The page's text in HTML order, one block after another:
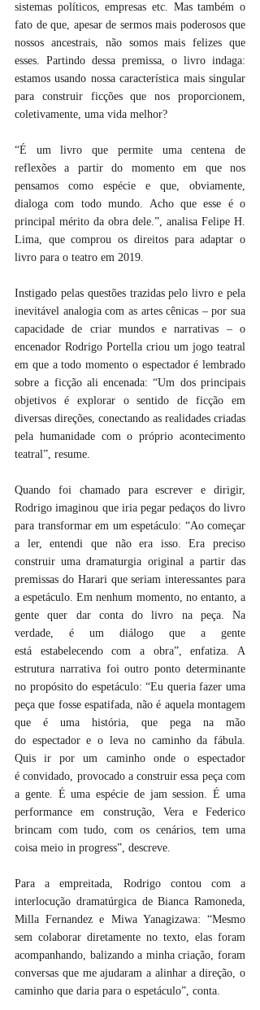
sistemas políticos, empresas etc. Mas também o
fato de que, apesar de sermos mais poderosos que
nossos ancestrais, não somos mais felizes que
esses. Partindo dessa premissa, o livro indaga:
estamos usando nossa característica mais singular
para construir ficções que nos proporcionem,
coletivamente, uma vida melhor?
“É um livro que permite uma centena de
reflexões a partir do momento em que nos
pensamos como espécie e que, obviamente,
dialoga com todo mundo. Acho que esse é o
principal mérito da obra dele.”, analisa Felipe H.
Lima, que comprou os direitos para adaptar o
livro para o teatro em 2019.
Instigado pelas questões trazidas pelo livro e pela
inevitável analogia com as artes cênicas – por sua
capacidade de criar mundos e narrativas – o
encenador Rodrigo Portella criou um jogo teatral
em que a todo momento o espectador é lembrado
sobre a ficção ali encenada: “Um dos principais
objetivos é explorar o sentido de ficção em
diversas direções, conectando as realidades criadas
pela humanidade com o próprio acontecimento
teatral”, resume.
Quando foi chamado para escrever e dirigir,
Rodrigo imaginou que iria pegar pedaços do livro
para transformar em um espetáculo: “Ao começar
a ler, entendi que não era isso. Era preciso
construir uma dramaturgia original a partir das
premissas do Harari que seriam interessantes para
a espetáculo. Em nenhum momento, no entanto, a
gente quer dar conta do livro na peça. Na
verdade, é um diálogo que a gente
está estabelecendo com a obra”, enfatiza. A
estrutura narrativa foi outro ponto determinante
no propósito do espetáculo: “Eu queria fazer uma
peça que fosse espatifada, não é aquela montagem
que é uma história, que pega na mão
do espectador e o leva no caminho da fábula.
Quis ir por um caminho onde o espectador
é convidado, provocado a construir essa peça com
a gente. É uma espécie de jam session. É uma
performance em construção, Vera e Federico
brincam com tudo, com os cenários, tem uma
coisa meio in progress”, descreve.
Para a empreitada, Rodrigo contou com a
interlocução dramatúrgica de Bianca Ramoneda,
Milla Fernandez e Miwa Yanagizawa: “Mesmo
sem colaborar diretamente no texto, elas foram
acompanhando, balizando a minha criação, foram
conversas que me ajudaram a alinhar a direção, o
caminho que daria para o espetáculo”, conta.